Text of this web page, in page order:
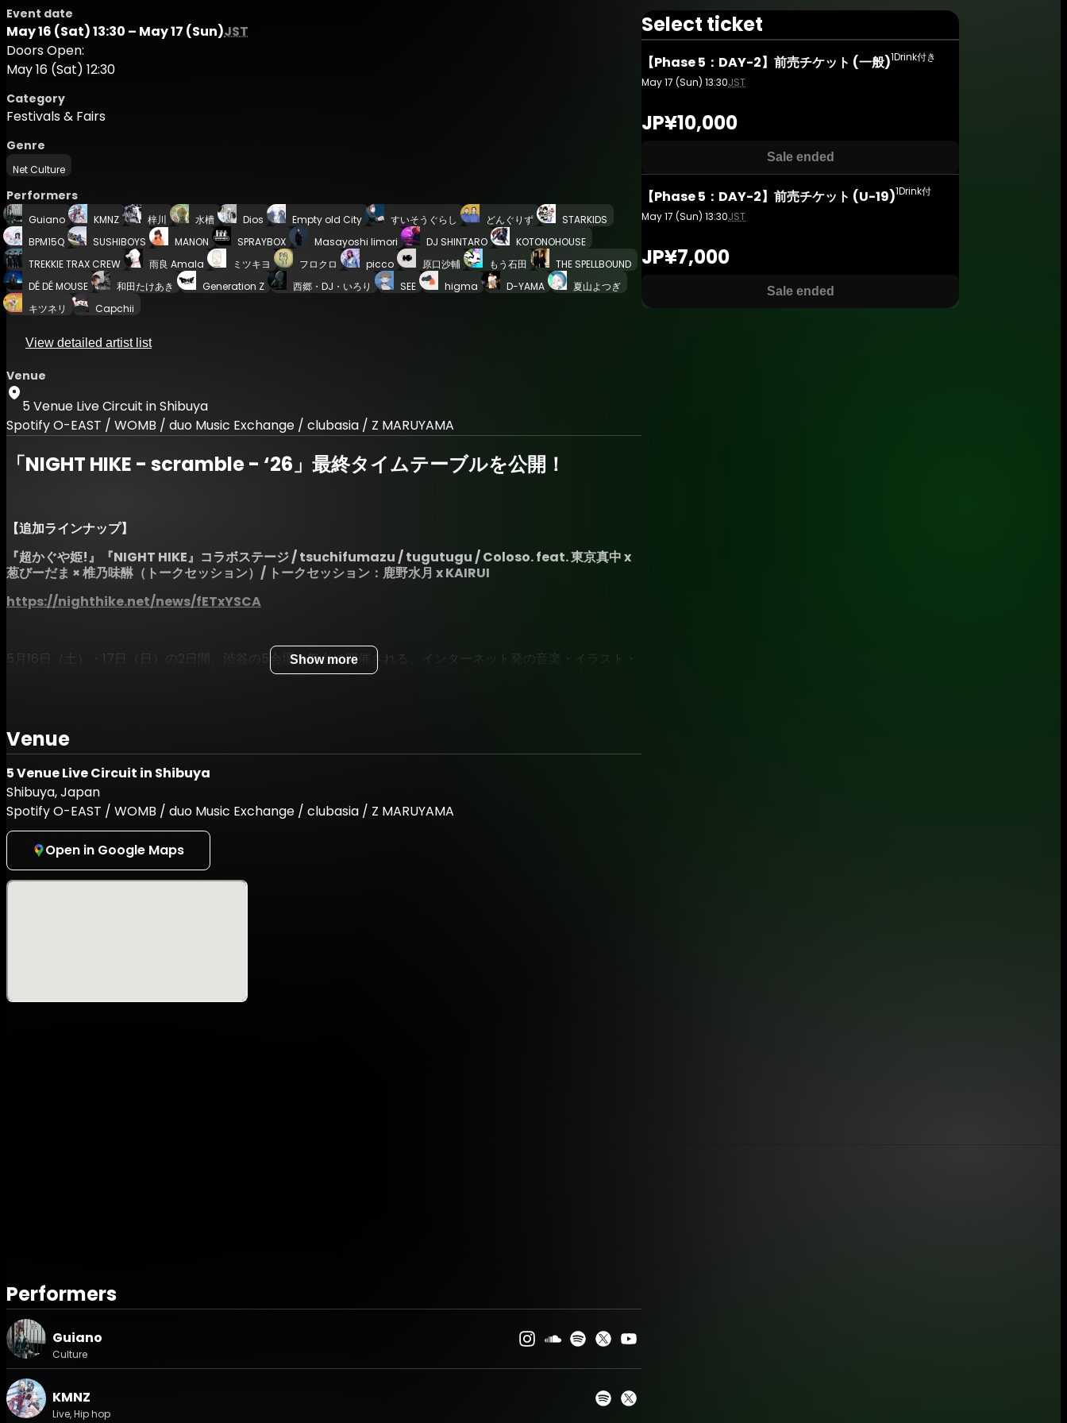
Event date
May 16 (Sat) 13:30 – May 17 (Sun)JST
Doors Open:
May 16 (Sat) 12:30
Category
Festivals & Fairs
Genre
Net Culture
Performers
Guiano KMNZ 梓川 水槽 Dios Empty old City すいそうぐらし どんぐりず
STARKIDS
BPM15Q
SUSHIBOYS MANON SPRAYBOX Masayoshi Iimori DJ SHINTARO
KOTONOHOUSE
TREKKIE TRAX CREW
雨良 Amala ミツキヨ フロクロ picco 原口沙輔 もう石田
THE SPELLBOUND
DÉ DÉ MOUSE
和田たけあき Generation Z 西郷・DJ・いろり SEE higma D-YAMA
夏山よつぎ
キツネリ
Capchii
View detailed artist list
Venue
5 Venue Live Circuit in Shibuya
Spotify O-EAST / WOMB / duo Music Exchange / clubasia / Z MARUYAMA
「NIGHT HIKE - scramble - ‘26」最終タイムテーブルを公開！
【追加ラインナップ】
『超かぐや姫!』『NIGHT HIKE』コラボステージ / tsuchifumazu / tugutugu / Coloso. feat. 東京真中 x
葱びーだま × 椎乃味醂（トークセッション） / トークセッション：鹿野水月 x KAIRUI
https://nighthike.net/news/fETxYSCA
5月16日（土）・17日（日）の2日間、渋谷の5会場を舞台に開催される、インターネット発の音楽・イラスト・
映像など、多彩なネットカルチャーを軸としたミュージック＆アートフェス『NIGHT HIKE -scramble-
禁いたします。
総勢100組を超えるアーティストやクリエイターが集結し、音楽ライブはもちろん、ライブドローイングやトー
クセッションなど、多彩なプログラムを5会場で展開。ネットとリアルが交錯し、ジャンルやコミュニティの垣
根を越えてカルチャーが交わるその光景は、まさに渋谷のスクランブル交差点を思わせる、『NIGHT HIKE -
scramble-』ならではの景色です。ここでしか体験できない、唯一無二の特別な二日間をお届けします。
- ラインナップ -
PA Operator : Akihiro Morita
神と和解せよ / Eye / Mwk /書店太郎 / すずめのめ / わらべ / Gyr0 / Marble
WOMB 1F：
BALCOLONY.（トークセッション）/ ゆんゆん電波シンドローム「音ゲートークセッション & ゲームプレ
イ！」 feat. るくあんす・エモコサイン・WHO YOU / Coloso. feat. 東京真中 x 葱びーだま × 椎乃味醂（トー
クセッション）
clubasia：
Masayoshi Iimori / DJ SHINTARO / KOTONOHOUSE / TREKKIE TRAX CREW / 雨良 Amala / ミツキヨ /
フロクロ / 窓辺リカ
Show more
Venue
5 Venue Live Circuit in Shibuya
Shibuya, Japan
Spotify O-EAST / WOMB / duo Music Exchange / clubasia / Z MARUYAMA
Open in Google Maps
Performers
Guiano
Culture
KMNZ
Live, Hip hop
Select ticket
【Phase 5：DAY-2】前売チケット (一般)1Drink付き
May 17 (Sun) 13:30JST
JP¥10,000
Sale ended
【Phase 5：DAY-2】前売チケット (U-19)1Drink付
May 17 (Sun) 13:30JST
JP¥7,000
Sale ended